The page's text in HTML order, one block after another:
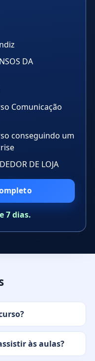
DA
Comunicação
conseguindo um
DE LOJA
7 dias.
às aulas?